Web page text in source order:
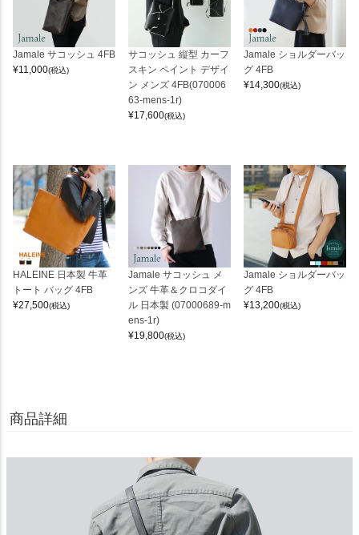
Jamale サコッシュ 4FB
¥11,000(税込)
サコッシュ 縦型 カーフ
スキン ペイント デザイ
ン メンズ 4FB(070006
63-mens-1r)
¥17,600(税込)
Jamale ショルダーバッ
グ 4FB
¥14,300(税込)
HALEINE 日本製 牛革
トート バッグ 4FB
¥27,500(税込)
Jamale サコッシュ メ
ンズ 牛革＆クロコダイ
ル 日本製 (07000689-m
ens-1r)
¥19,800(税込)
Jamale ショルダーバッ
グ 4FB
¥13,200(税込)
商品詳細